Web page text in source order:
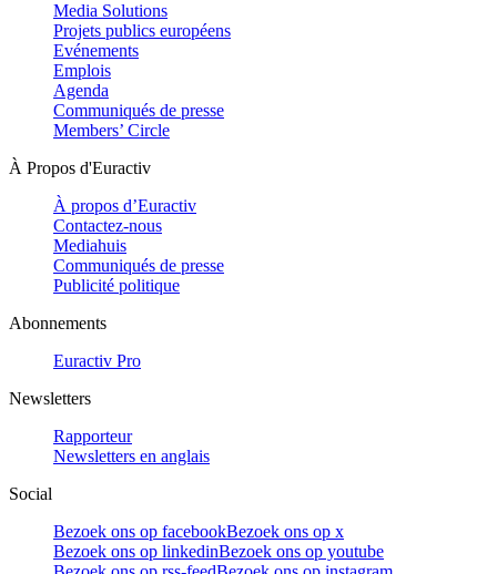
Media Solutions
Projets publics européens
Evénements
Emplois
Agenda
Communiqués de presse
Members’ Circle
À Propos d'Euractiv
À propos d’Euractiv
Contactez-nous
Mediahuis
Communiqués de presse
Publicité politique
Abonnements
Euractiv Pro
Newsletters
Rapporteur
Newsletters en anglais
Social
Bezoek ons op facebookBezoek ons op x
Bezoek ons op linkedinBezoek ons op youtube